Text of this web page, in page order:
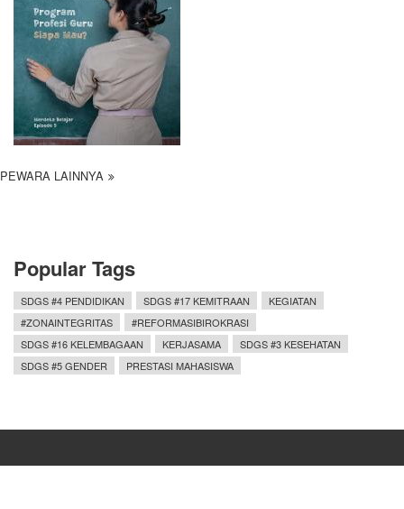
PEWARA LAINNYA
Popular Tags
SDGS #4 PENDIDIKAN SDGS #17 KEMITRAAN
KEGIATAN
#ZONAINTEGRITAS
#REFORMASIBIROKRASI
SDGS #16 KELEMBAGAAN
KERJASAMA
SDGS #3 KESEHATAN
SDGS #5 GENDER
PRESTASI MAHASISWA